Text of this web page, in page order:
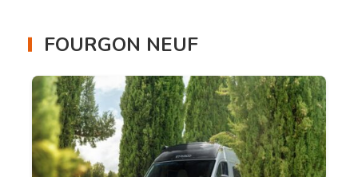
FOURGON NEUF